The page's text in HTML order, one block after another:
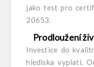
jako test pro
20653.
Prodloužení
Investice do
hlediska vyplatí.